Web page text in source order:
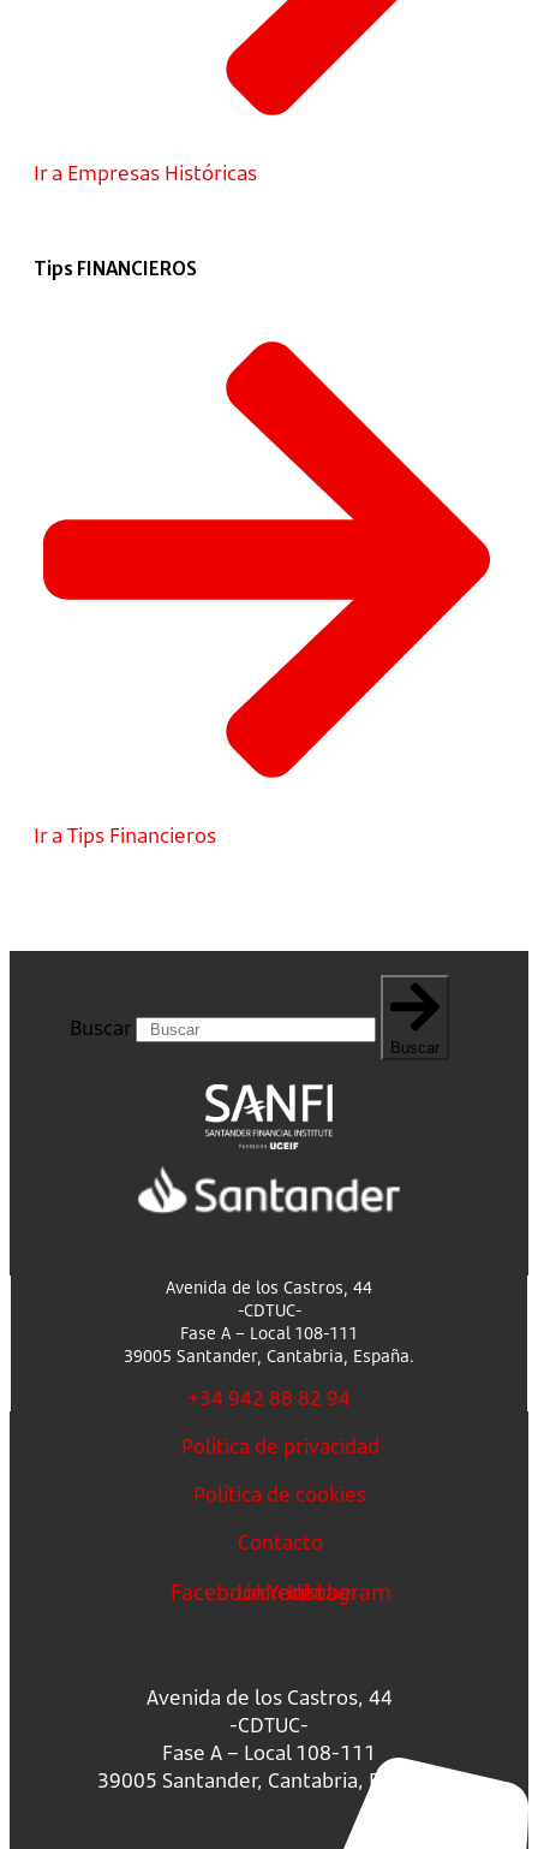
Ir a Empresas Históricas
Tips FINANCIEROS
Ir a Tips Financieros
Buscar
Buscar
Avenida de los Castros, 44
-CDTUC-
Fase A – Local 108-111
39005 Santander, Cantabria, España.
+34 942 88 82 94
Política de privacidad
Política de cookies
Contacto
FacebookLinkedin
Youtube
Instagram
Avenida de los Castros, 44
-CDTUC-
Fase A – Local 108-111
39005 Santander, Cantabria, España.